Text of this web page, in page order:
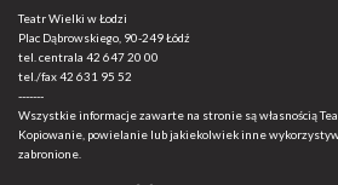
Teatr Wielki w Łodzi
Plac Dąbrowskiego, 90-249 Łódź
tel. centrala 42 647 20 00
tel./fax42 631 95 52
-------
Wszystkie informacje zawarte na stronie są własnością
Kopiowanie, powielanie lub jakiekolwiek inne
zabronione.